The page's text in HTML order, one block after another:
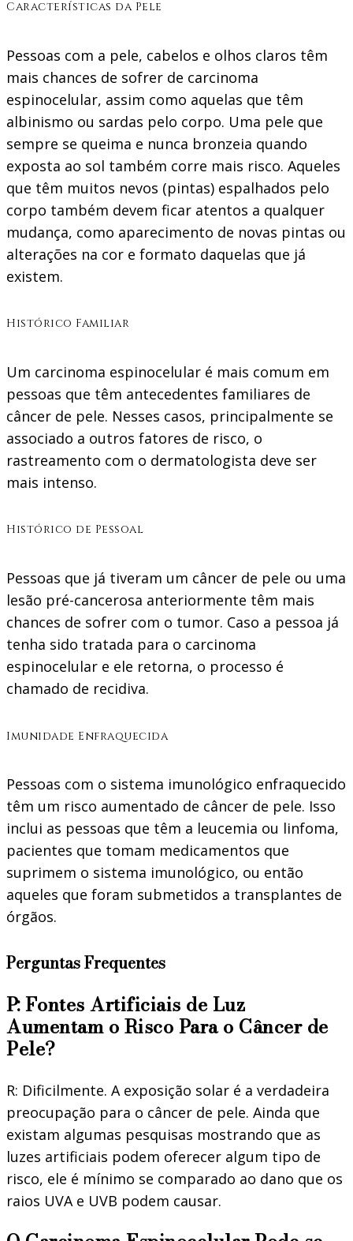
Características da Pele
Pessoas com a pele, cabelos e olhos claros têm
mais chances de sofrer de carcinoma
espinocelular, assim como aquelas que têm
albinismo ou sardas pelo corpo. Uma pele que
sempre se queima e nunca bronzeia quando
exposta ao sol também corre mais risco. Aqueles
que têm muitos nevos (pintas) espalhados pelo
corpo também devem ficar atentos a qualquer
mudança, como aparecimento de novas pintas ou
alterações na cor e formato daquelas que já
existem.
Histórico Familiar
Um carcinoma espinocelular é mais comum em
pessoas que têm antecedentes familiares de
câncer de pele. Nesses casos, principalmente se
associado a outros fatores de risco, o
rastreamento com o dermatologista deve ser
mais intenso.
Histórico de Pessoal
Pessoas que já tiveram um câncer de pele ou uma
lesão pré-cancerosa anteriormente têm mais
chances de sofrer com o tumor. Caso a pessoa já
tenha sido tratada para o carcinoma
espinocelular e ele retorna, o processo é
chamado de recidiva.
Imunidade Enfraquecida
Pessoas com o sistema imunológico enfraquecido
têm um risco aumentado de câncer de pele. Isso
inclui as pessoas que têm a leucemia ou linfoma,
pacientes que tomam medicamentos que
suprimem o sistema imunológico, ou então
aqueles que foram submetidos a transplantes de
órgãos.
Perguntas Frequentes
P: Fontes Artificiais de Luz
Aumentam o Risco Para o Câncer de
Pele?
R: Dificilmente. A exposição solar é a verdadeira
preocupação para o câncer de pele. Ainda que
existam algumas pesquisas mostrando que as
luzes artificiais podem oferecer algum tipo de
risco, ele é mínimo se comparado ao dano que os
raios UVA e UVB podem causar.